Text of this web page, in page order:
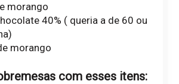
morango
40% ( queria a de 60 ou
morango
com esses itens: